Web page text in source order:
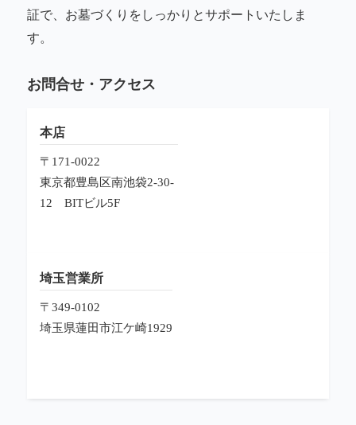
証で、お墓づくりをしっかりとサポートいたしま
す。
お問合せ・アクセス
本店
〒171-0022
東京都豊島区南池袋2-30-
12BITビル5F
埼玉営業所
〒349-0102
埼玉県蓮田市江ケ崎1929